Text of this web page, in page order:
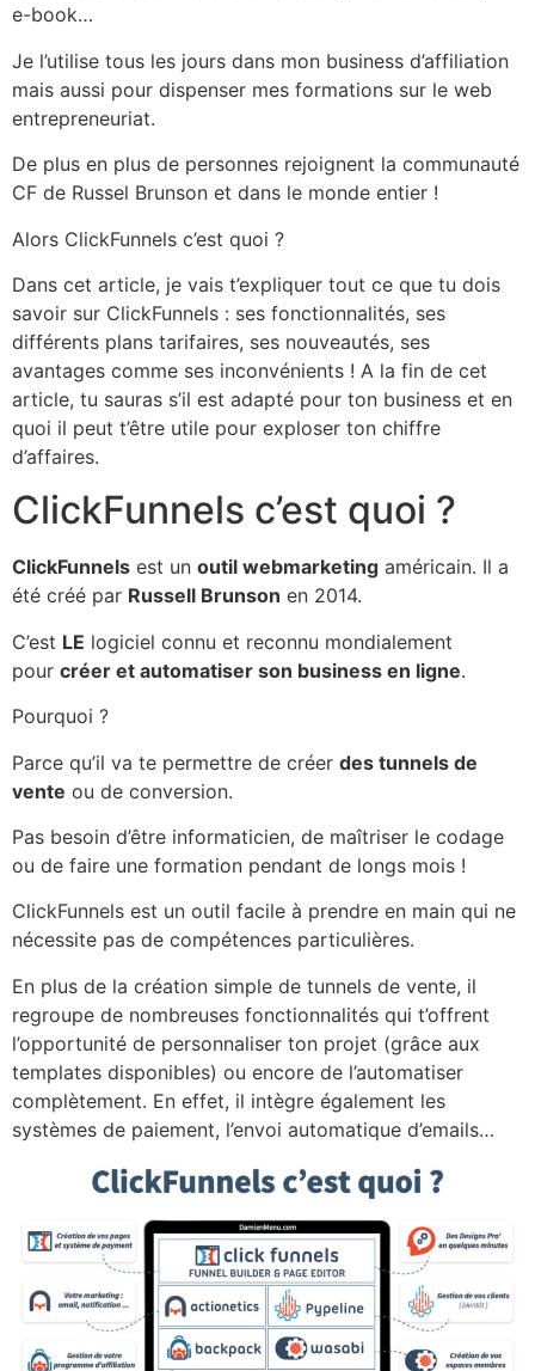
e-book…
Je l’utilise tous les jours dans mon business d’affiliation
mais aussi pour dispenser mes formations sur le web
entrepreneuriat.
De plus en plus de personnes rejoignent la communauté
CF de Russel Brunson et dans le monde entier !
Alors ClickFunnels c’est quoi ?
Dans cet article, je vais t’expliquer tout ce que tu dois
savoir sur ClickFunnels : ses fonctionnalités, ses
différents plans tarifaires, ses nouveautés, ses
avantages comme ses inconvénients ! A la fin de cet
article, tu sauras s’il est adapté pour ton business et en
quoi il peut t’être utile pour exploser ton chiffre
d’affaires.
ClickFunnels c’est quoi ?
ClickFunnels est un outil webmarketing américain. Il a
été créé par Russell Brunson en 2014.
C’est LE logiciel connu et reconnu mondialement
pour créer et automatiser son business en ligne.
Pourquoi ?
Parce qu’il va te permettre de créer des tunnels de
vente ou de conversion.
Pas besoin d’être informaticien, de maîtriser le codage
ou de faire une formation pendant de longs mois !
ClickFunnels est un outil facile à prendre en main qui ne
nécessite pas de compétences particulières.
En plus de la création simple de tunnels de vente, il
regroupe de nombreuses fonctionnalités qui t’offrent
l’opportunité de personnaliser ton projet (grâce aux
templates disponibles) ou encore de l’automatiser
complètement. En effet, il intègre également les
systèmes de paiement, l’envoi automatique d’emails…